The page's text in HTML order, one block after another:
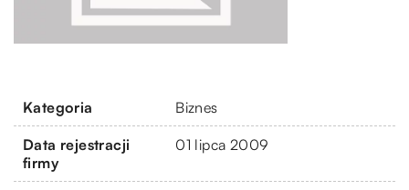
Kategoria Biznes
Data rejestracji
firmy
01 lipca 2009